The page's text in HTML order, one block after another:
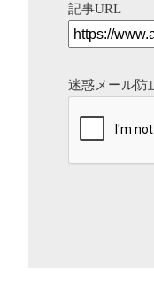
記事URL
迷惑メール防